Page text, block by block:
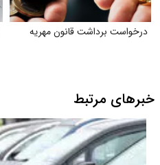
درخواست برداشت قانون مهریه
خبرهای مرتبط